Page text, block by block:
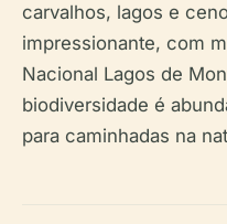
carvalhos, lagos e
impressionante, com
Nacional Lagos de
biodiversidade é
para caminhadas na